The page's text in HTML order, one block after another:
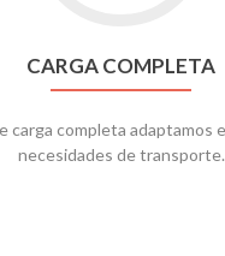
CARGA COMPLETA
carga completa adaptamos
necesidades de transporte.